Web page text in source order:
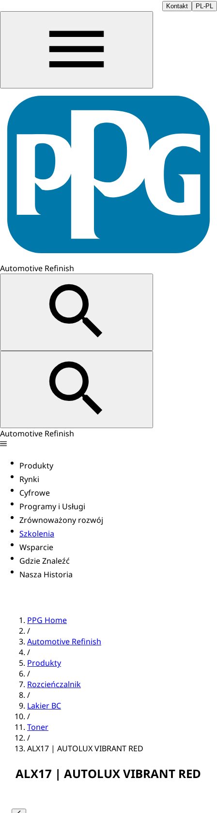
Kontakt PL-PL
Automotive Refinish
Automotive Refinish
Produkty
Rynki
Cyfrowe
Programy i Usługi
Zrównoważony rozwój
Szkolenia
Wsparcie
Gdzie Znaleźć
Nasza Historia
PPG Home
/
Automotive Refinish
/
Produkty
/
Rozcieńczalnik
/
Lakier BC
/
Toner
/
ALX17 | AUTOLUX VIBRANT RED
ALX17 | AUTOLUX VIBRANT RED